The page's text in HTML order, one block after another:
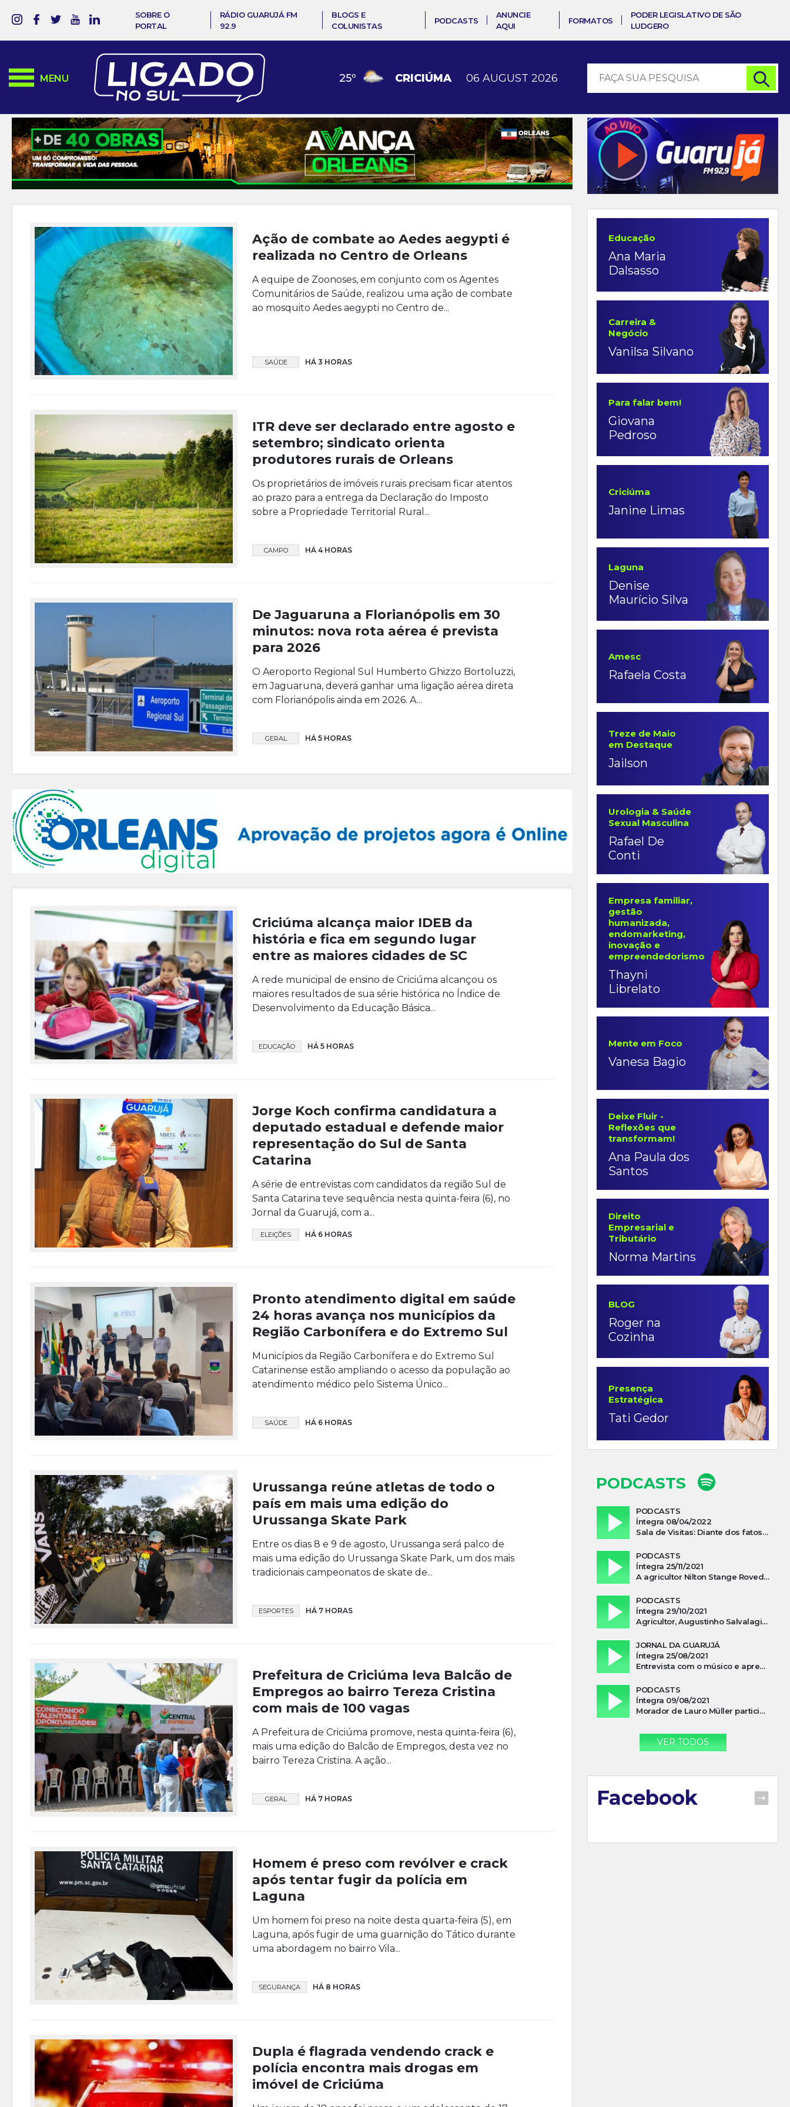
SOBRE O
PORTAL
RÁDIO GUARUJÁ FM
92.9
BLOGS E
COLUNISTAS
PODCASTS
ANUNCIE
AQUI
FORMATOS
PODER LEGISLATIVO DE SÃO
LUDGERO
MENU 25º CRICIÚMA 06 AUGUST 2026
Ação de combate ao Aedes aegypti é
realizada no Centro de Orleans
A equipe de Zoonoses, em conjunto com os Agentes
Comunitários de Saúde, realizou uma ação de combate
ao mosquito Aedes aegypti no Centro de...
SAÚDE HÁ 3 HORAS
ITR deve ser declarado entre agosto e
setembro; sindicato orienta
produtores rurais de Orleans
Os proprietários de imóveis rurais precisam ficar atentos
ao prazo para a entrega da Declaração do Imposto
sobre a Propriedade Territorial Rural...
CAMPO HÁ 4 HORAS
De Jaguaruna a Florianópolis em 30
minutos: nova rota aérea é prevista
para 2026
O Aeroporto Regional Sul Humberto Ghizzo Bortoluzzi,
em Jaguaruna, deverá ganhar uma ligação aérea direta
com Florianópolis ainda em 2026. A...
GERAL HÁ 5 HORAS
Criciúma alcança maior IDEB da
história e fica em segundo lugar
entre as maiores cidades de SC
A rede municipal de ensino de Criciúma alcançou os
maiores resultados de sua série histórica no Índice de
Desenvolvimento da Educação Básica...
EDUCAÇÃO HÁ 5 HORAS
Jorge Koch confirma candidatura a
deputado estadual e defende maior
representação do Sul de Santa
Catarina
A série de entrevistas com candidatos da região Sul de
Santa Catarina teve sequência nesta quinta-feira (6), no
Jornal da Guarujá, com a...
ELEIÇÕES HÁ 6 HORAS
Pronto atendimento digital em saúde
24 horas avança nos municípios da
Região Carbonífera e do Extremo Sul
Municípios da Região Carbonífera e do Extremo Sul
Catarinense estão ampliando o acesso da população ao
atendimento médico pelo Sistema Único...
SAÚDE HÁ 6 HORAS
Urussanga reúne atletas de todo o
país em mais uma edição do
Urussanga Skate Park
Entre os dias 8 e 9 de agosto, Urussanga será palco de
mais uma edição do Urussanga Skate Park, um dos mais
tradicionais campeonatos de skate de...
ESPORTES HÁ 7 HORAS
Prefeitura de Criciúma leva Balcão de
Empregos ao bairro Tereza Cristina
com mais de 100 vagas
A Prefeitura de Criciúma promove, nesta quinta-feira (6),
mais uma edição do Balcão de Empregos, desta vez no
bairro Tereza Cristina. A ação...
GERAL HÁ 7 HORAS
Homem é preso com revólver e crack
após tentar fugir da polícia em
Laguna
Um homem foi preso na noite desta quarta-feira (5), em
Laguna, após fugir de uma guarnição do Tático durante
uma abordagem no bairro Vila...
SEGURANÇA HÁ 8 HORAS
Dupla é flagrada vendendo crack e
polícia encontra mais drogas em
imóvel de Criciúma
Educação
Ana Maria
Dalsasso
Carreira &
Negócio
Vanilsa Silvano
Para falar bem!
Giovana
Pedroso
Criciúma
Janine Limas
Laguna
Denise
Maurício Silva
Amesc
Rafaela Costa
Treze de Maio
em Destaque
Jailson
Urologia & Saúde
Sexual Masculina
Rafael De
Conti
Empresa familiar,
gestão
humanizada,
endomarketing,
inovação e
empreendedorismo
Thayni
Librelato
Mente em Foco
Vanesa Bagio
Deixe Fluir -
Reflexões que
transformam!
Ana Paula dos
Santos
Direito
Empresarial e
Tributário
Norma Martins
BLOG
Roger na
Cozinha
Presença
Estratégica
Tati Gedor
PODCASTS
PODCASTS
Íntegra 08/04/2022
Sala de Visitas: Diante dos fatos que influenciam a economia o que podemos esperar de 2022
PODCASTS
Íntegra 25/11/2021
A agricultor Nilton Stange Roveda, afirma ter recebido ajuda espiritual durante acidente
PODCASTS
Íntegra 29/10/2021
Agricultor, Augustinho Salvalagio, relata sobre aparição do Cavaleiro Negro no Rio das Furnas
JORNAL DA GUARUJÁ
Íntegra 25/08/2021
Entrevista com o músico e apresentador, Lismael Ferrareis, no Cidade e Campo
PODCASTS
Íntegra 09/08/2021
Morador de Lauro Müller participa de motociata em apoio a Bolsonaro
VER TODOS
Facebook